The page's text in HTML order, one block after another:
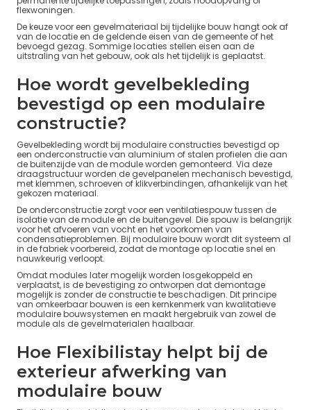
flexwoningen.
De keuze voor een gevelmateriaal bij tijdelijke bouw hangt ook af
van de locatie en de geldende eisen van de gemeente of het
bevoegd gezag. Sommige locaties stellen eisen aan de
uitstraling van het gebouw, ook als het tijdelijk is geplaatst.
Hoe wordt gevelbekleding
bevestigd op een modulaire
constructie?
Gevelbekleding wordt bij modulaire constructies bevestigd op
een onderconstructie van aluminium of stalen profielen die aan
de buitenzijde van de module worden gemonteerd. Via deze
draagstructuur worden de gevelpanelen mechanisch bevestigd,
met klemmen, schroeven of klikverbindingen, afhankelijk van het
gekozen materiaal.
De onderconstructie zorgt voor een ventilatiespouw tussen de
isolatie van de module en de buitengevel. Die spouw is belangrijk
voor het afvoeren van vocht en het voorkomen van
condensatieproblemen. Bij modulaire bouw wordt dit systeem al
in de fabriek voorbereid, zodat de montage op locatie snel en
nauwkeurig verloopt.
Omdat modules later mogelijk worden losgekoppeld en
verplaatst, is de bevestiging zo ontworpen dat demontage
mogelijk is zonder de constructie te beschadigen. Dit principe
van omkeerbaar bouwen is een kernkenmerk van kwalitatieve
modulaire bouwsystemen en maakt hergebruik van zowel de
module als de gevelmaterialen haalbaar.
Hoe Flexibilistay helpt bij de
exterieur afwerking van
modulaire bouw